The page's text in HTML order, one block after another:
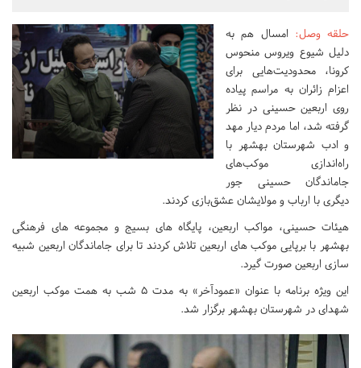
حلقه وصل: امسال هم به
دلیل شیوع ویروس منحوس
کرونا، محدودیت‌هایی برای
اعزام زائران به مراسم پیاده
روی اربعین حسینی در نظر
گرفته شد، اما مردم دیار مهد
و ادب شهرستان بهشهر با
راه‌اندازی موکب‌های
جاماندگان حسینی جور
دیگری با ارباب و مولایشان عشق‌بازی کردند.
هیئات حسینی، مواکب اربعین، پایگاه های بسیج و مجموعه های فرهنگی
بهشهر با برپایی موکب های اربعین تلاش کردند تا برای جاماندگان اربعین شبیه
سازی اربعین صورت گیرد.
این ویژه برنامه با عنوان «عمودآخر» به مدت 5 شب به همت موکب اربعین
شهدای در شهرستان بهشهر برگزار شد.